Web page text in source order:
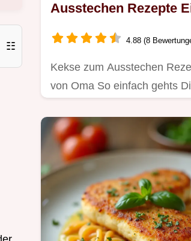
☷
Ausstechen Rezepte
4.88 (8
Kekse zum Ausstechen
von Oma So einfach gehts